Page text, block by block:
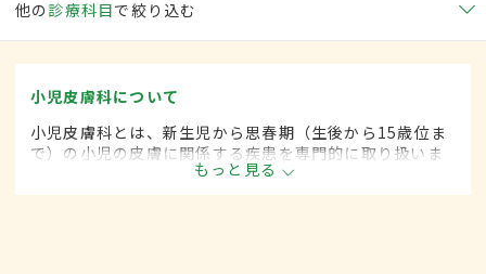
他の 診療科目で絞り込む
小児皮膚科について
小児皮膚科とは、新生児から思春期（生後から15歳位ま
で）の小児の皮膚に関係する疾患を専門的に取り扱いま
もっと見る